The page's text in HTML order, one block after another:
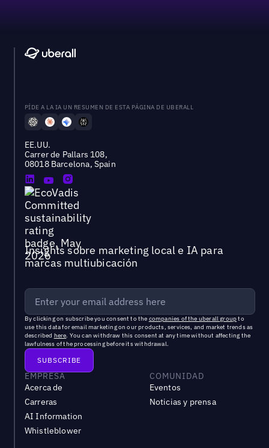
PÍDE A LA IA UN RESUMEN DE ESTA PÁGINA DE UBERALL
EE.UU.
Carrer de Pallars 108,
08018 Barcelona, Spain
Insights sobre marketing local e IA para
marcas multiubicación
By clicking on subscribe you consent to the companies of the uberall groupto
use this data for email marketing on our products, services, and market trends as
described here. You can withdraw this consent at any time without affecting the
lawfulness of the processing before its withdrawal.
EMPRESA
Acerca de
Carreras
AI Information
Whistleblower
COMUNIDAD
Eventos
Noticias y prensa